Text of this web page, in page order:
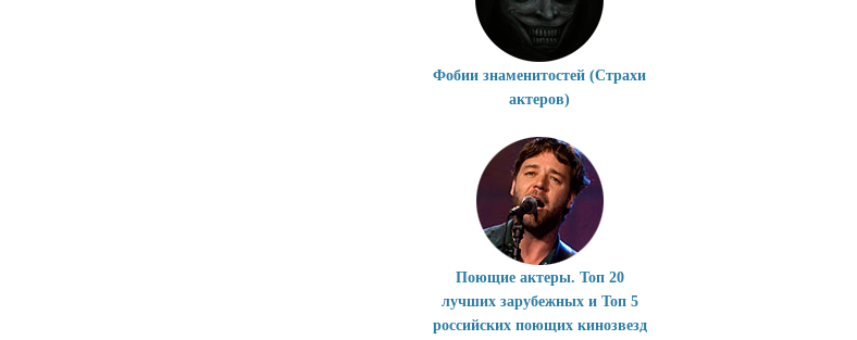
Фобии знаменитостей (Страхи
актеров)
Поющие актеры. Топ 20
лучших зарубежных и Топ 5
российских поющих кинозвезд